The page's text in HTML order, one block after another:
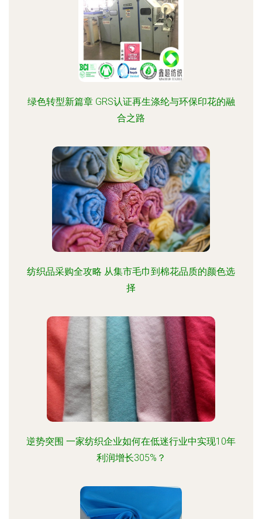
绿色转型新篇章 GRS认证再生涤纶与环保印花的融
合之路
纺织品采购全攻略 从集市毛巾到棉花品质的颜色选
择
逆势突围 一家纺织企业如何在低迷行业中实现10年
利润增长305%？